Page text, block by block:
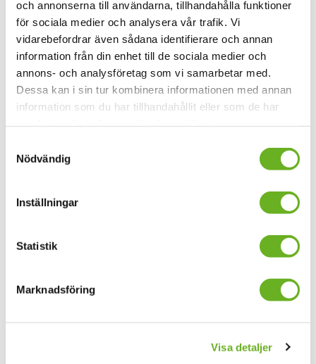
och annonserna till användarna, tillhandahålla funktioner
för sociala medier och analysera vår trafik. Vi
vidarebefordrar även sådana identifierare och annan
information från din enhet till de sociala medier och
annons- och analysföretag som vi samarbetar med.
Dessa kan i sin tur kombinera informationen med annan
information som du har tillhandahållit eller som de har
Nödvändig
Inställningar
Statistik
Marknadsföring
Visa detaljer
Ela Villanueva
Student